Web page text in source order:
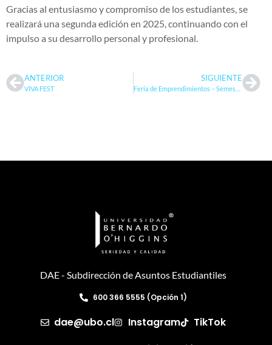
Gracias al entusiasmo y compromiso de los estudiantes, se
realizará una segunda edición en 2025, continuando con el
impulso a su desarrollo personal y profesional.
ANTERIOR
VIVA FEST
SIGUIENTE
DAE - Subdirección de Asuntos Estudiantiles
600 366 5555 (Opción 1)
dae@ubo.cl Instagram
TikTok